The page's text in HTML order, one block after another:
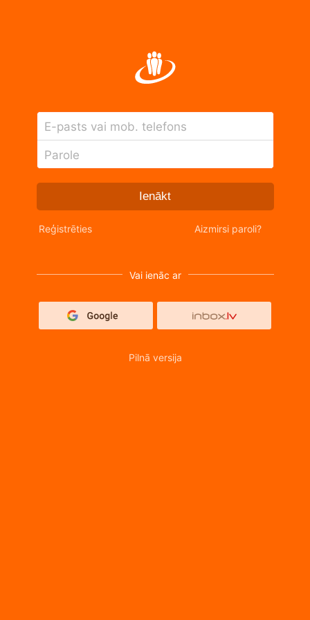
E-pasts vai mob. telefons
Parole
Ienākt
Reģistrēties Aizmirsi paroli?
Vai ienāc ar
Pilnā versija